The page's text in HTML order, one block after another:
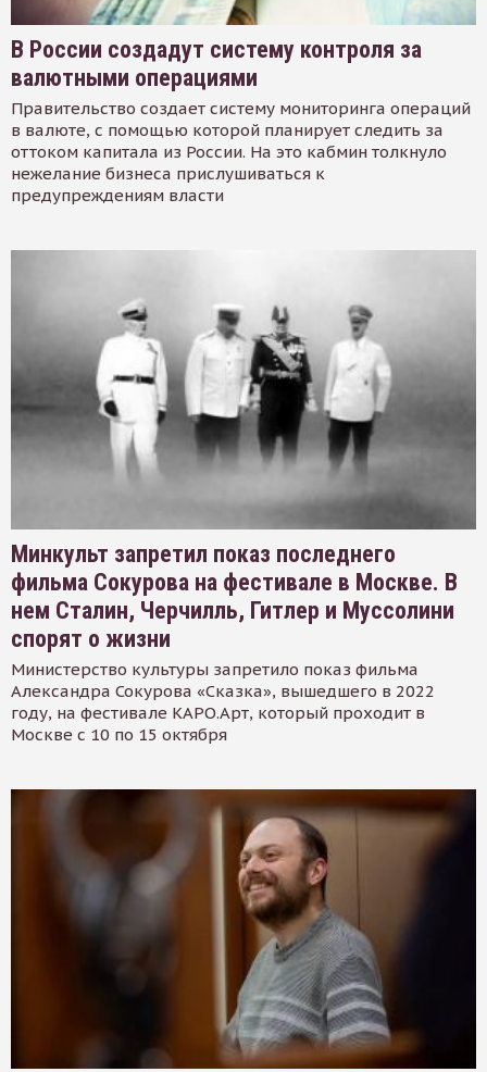
В России создадут систему контроля за
валютными операциями
Правительство создает систему мониторинга операций
в валюте, с помощью которой планирует следить за
оттоком капитала из России. На это кабмин толкнуло
нежелание бизнеса прислушиваться к
предупреждениям власти
Минкульт запретил показ последнего
фильма Сокурова на фестивале в Москве. В
нем Сталин, Черчилль, Гитлер и Муссолини
спорят о жизни
Министерство культуры запретило показ фильма
Александра Сокурова «Сказка», вышедшего в 2022
году, на фестивале КАРО.Арт, который проходит в
Москве с 10 по 15 октября